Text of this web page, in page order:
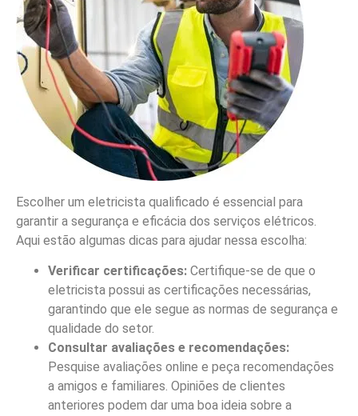
Escolher um eletricista qualificado é essencial para
garantir a segurança e eficácia dos serviços elétricos.
Aqui estão algumas dicas para ajudar nessa escolha:
Verificar certificações: Certifique-se de que o
eletricista possui as certificações necessárias,
garantindo que ele segue as normas de segurança e
qualidade do setor.
Consultar avaliações e recomendações:
Pesquise avaliações online e peça recomendações
a amigos e familiares. Opiniões de clientes
anteriores podem dar uma boa ideia sobre a